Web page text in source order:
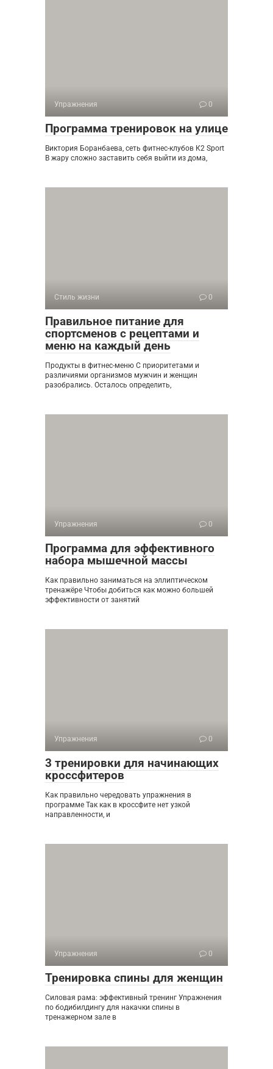
Упражнения 0
Программа тренировок на улице
Виктория Боранбаева, сеть фитнес-клубов К2 Sport
В жару сложно заставить себя выйти из дома,
Стиль жизни 0
Правильное питание для
спортсменов с рецептами и
меню на каждый день
Продукты в фитнес-меню С приоритетами и
различиями организмов мужчин и женщин
разобрались. Осталось определить,
Упражнения 0
Программа для эффективного
набора мышечной массы
Как правильно заниматься на эллиптическом
тренажёре Чтобы добиться как можно большей
эффективности от занятий
Упражнения 0
3 тренировки для начинающих
кроссфитеров
Как правильно чередовать упражнения в
программе Так как в кроссфите нет узкой
направленности, и
Упражнения 0
Тренировка спины для женщин
Силовая рама: эффективный тренинг Упражнения
по бодибилдингу для накачки спины в
тренажерном зале в